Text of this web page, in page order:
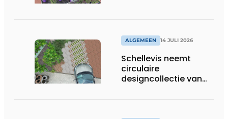
ALGEMEEN 14 JULI 2026
Schellevis neemt
circulaire
designcollectie van